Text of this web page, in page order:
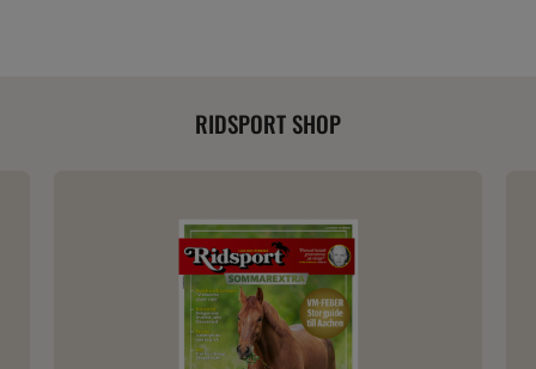
RIDSPORT SHOP